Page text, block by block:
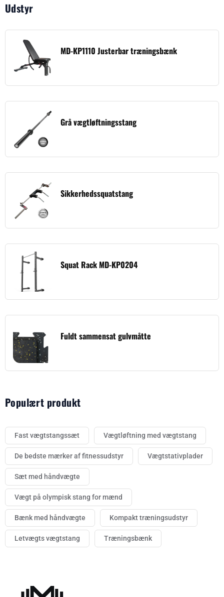
Udstyr
MD-KP1110 Justerbar træningsbænk
Grå vægtløftningsstang
Sikkerhedssquatstang
Squat Rack MD-KP0204
Fuldt sammensat gulvmåtte
Populært produkt
Fast vægtstangssæt Vægtløftning med vægtstang
De bedste mærker af fitnessudstyr Vægtstativplader
Sæt med håndvægte
Vægt på olympisk stang for mænd
Bænk med håndvægte Kompakt træningsudstyr
Letvægts vægtstang Træningsbænk